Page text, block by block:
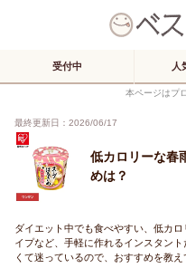
受付中 人
本ページはプ
最終更新日：2026/06/17
低カロリーな春
めは？
ダイエット中でも食べやすい、低カ
イプなど、手軽に作れるインスタン
くて迷っているので、おすすめを教え